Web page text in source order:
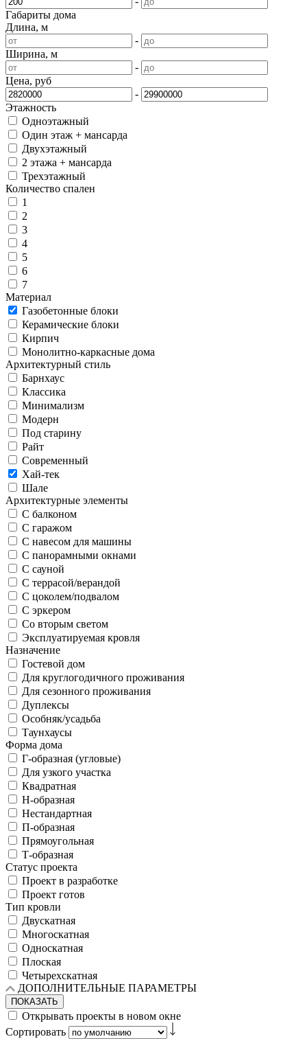
Габариты дома
Длина, м
-
Ширина, м
-
Цена, руб
-
Этажность
Одноэтажный
Один этаж + мансарда
Двухэтажный
2 этажа + мансарда
Трехэтажный
Количество спален
1
2
3
4
5
6
7
Материал
Газобетонные блоки
Керамические блоки
Кирпич
Монолитно-каркасные дома
Архитектурный стиль
Барнхаус
Классика
Минимализм
Модерн
Под старину
Райт
Современный
Хай-тек
Шале
Архитектурные элементы
С балконом
С гаражом
С навесом для машины
С панорамными окнами
С сауной
С террасой/верандой
С цоколем/подвалом
С эркером
Со вторым светом
Эксплуатируемая кровля
Назначение
Гостевой дом
Для круглогодичного проживания
Для сезонного проживания
Дуплексы
Особняк/усадьба
Таунхаусы
Форма дома
Г-образная (угловые)
Для узкого участка
Квадратная
Н-образная
Нестандартная
П-образная
Прямоугольная
Т-образная
Статус проекта
Проект в разработке
Проект готов
Тип кровли
Двускатная
Многоскатная
Односкатная
Плоская
Четырехскатная
ДОПОЛНИТЕЛЬНЫЕ ПАРАМЕТРЫ
ПОКАЗАТЬ
Открывать проекты в новом окне
Сортировать